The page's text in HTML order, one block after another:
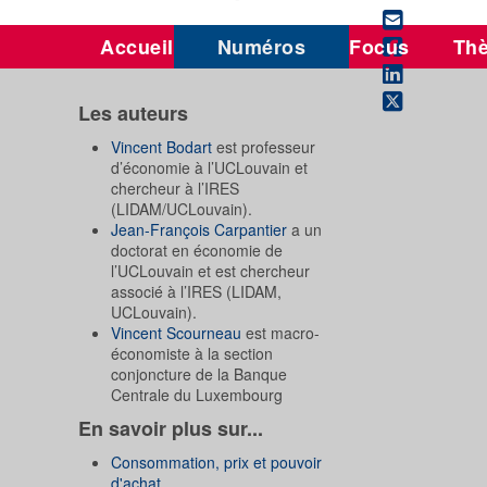
Accueil Numéros Focus
Les auteurs
Vincent Bodart est professeur
d’économie à l’UCLouvain et
chercheur à l’IRES
(LIDAM/UCLouvain).
Jean-François Carpantier a un
doctorat en économie de
l’UCLouvain et est chercheur
associé à l’IRES (LIDAM,
UCLouvain).
Vincent Scourneau est macro-
économiste à la section
conjoncture de la Banque
Centrale du Luxembourg
En savoir plus sur...
Consommation, prix et pouvoir
d'achat